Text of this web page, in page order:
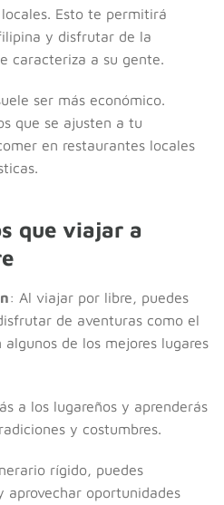
Esto te permitirá
y disfrutar de la
caracteriza a su gente.
ser más económico.
que se ajusten a tu
en restaurantes locales
que viajar a
: Al viajar por libre, puedes
de aventuras como el
de los mejores lugares
a los lugareños y aprenderás
y costumbres.
rígido, puedes
aprovechar oportunidades